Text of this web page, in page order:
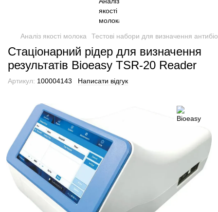
Аналіз якості молока Тестові набори для визначення
Стаціонарний рідер для визначення
результатів Bioeasy TSR-20 Reader
Артикул: 100004143 Написати відгук